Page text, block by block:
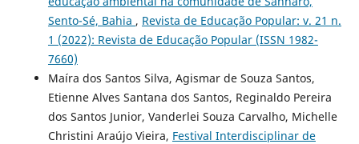
Sento-Sé, Bahia , Revista de Educação Popular: v. 21 n.
1 (2022): Revista de Educação Popular (ISSN 1982-
7660)
Maíra dos Santos Silva, Agismar de Souza Santos,
Etienne Alves Santana dos Santos, Reginaldo Pereira
dos Santos Junior, Vanderlei Souza Carvalho, Michelle
Christini Araújo Vieira, Festival Interdisciplinar de